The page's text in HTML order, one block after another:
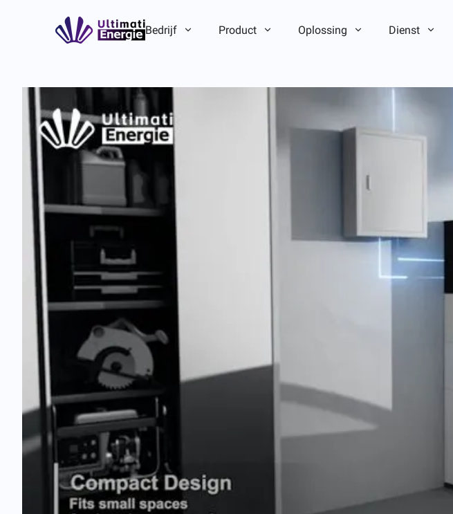
Bedrijf Product Oplossing Dienst
Bedrijfsintroductie
ESG
Merkverhaal
Team-/lokaal voordeel
ESG
Merkverhaal
Team-/lokaal voordeel